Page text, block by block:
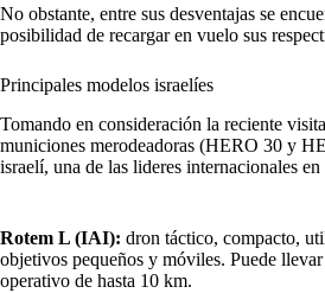
No obstante, entre sus desventajas se
posibilidad de recargar en vuelo sus
Principales modelos israelíes
Tomando en consideración la reciente
municiones merodeadoras (HERO 30 y
israelí, una de las lideres internacionales
Rotem L (IAI): dron táctico, compacto,
objetivos pequeños y móviles. Puede
operativo de hasta 10 km.